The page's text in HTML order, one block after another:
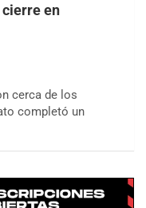
cierre en
cerca de los
completó un